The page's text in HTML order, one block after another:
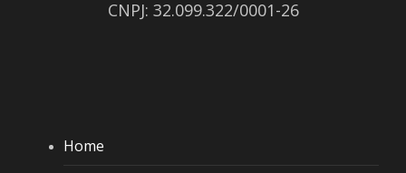
CNPJ: 32.099.322/0001-26
Home